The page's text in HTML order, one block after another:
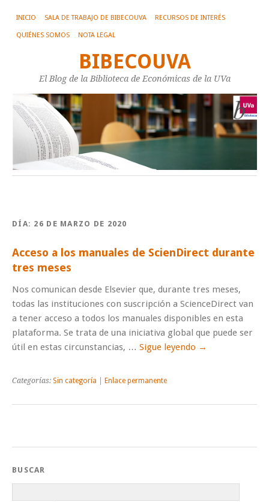
INICIO SALA DE TRABAJO DE BIBECOUVA RECURSOS DE INTERÉS
QUIÉNES SOMOS NOTA LEGAL
BIBECOUVA
El Blog de la Biblioteca de Económicas de la UVa
DÍA: 26 DE MARZO DE 2020
Acceso a los manuales de ScienDirect durante
tres meses
Nos comunican desde Elsevier que, durante tres meses,
todas las instituciones con suscripción a ScienceDirect van
a tener acceso a todos los manuales disponibles en esta
plataforma. Se trata de una iniciativa global que puede ser
útil en estas circunstancias, … Sigue leyendo →
Categorías: Sin categoría Enlace permanente
BUSCAR